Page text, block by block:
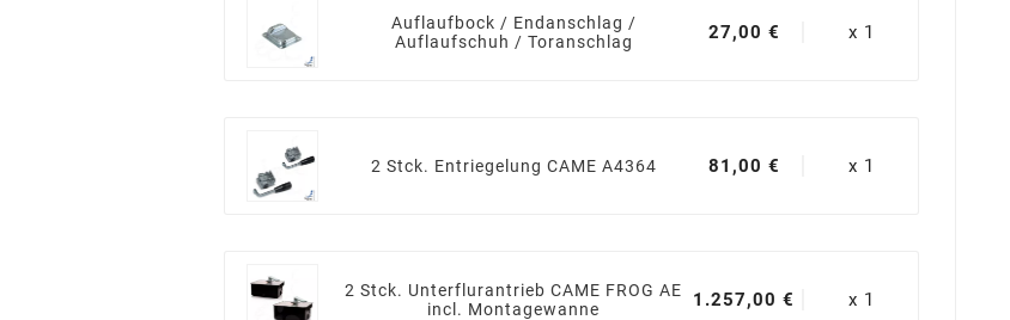
Auflaufbock / Endanschlag /
Auflaufschuh / Toranschlag
27,00 € x 1
2 Stck. Entriegelung CAME A4364 81,00 € x 1
2 Stck. Unterflurantrieb CAME FROG AE
incl. Montagewanne
1.257,00 € x 1